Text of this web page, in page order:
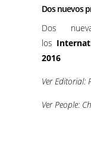
Dos nuevos
Dos
los
2016
Ver Editorial:
Ver People: